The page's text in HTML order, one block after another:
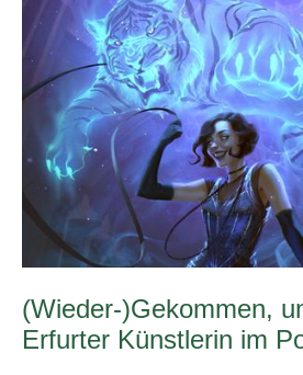
(Wieder-)Gekommen,
Erfurter Künstlerin im